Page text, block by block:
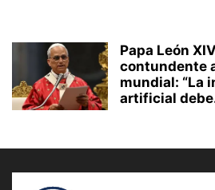
Papa León
contundente
mundial: “La
artificial